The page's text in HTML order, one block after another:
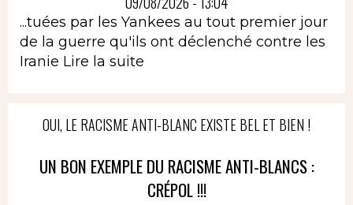
...tuées par les Yankees au tout premier jour
de la guerre qu'ils ont déclenché contre les
Iranie Lire la suite
OUI, LE RACISME ANTI-BLANC EXISTE BEL ET BIEN !
UN BON EXEMPLE DU RACISME ANTI-BLANCS :
CRÉPOL !!!